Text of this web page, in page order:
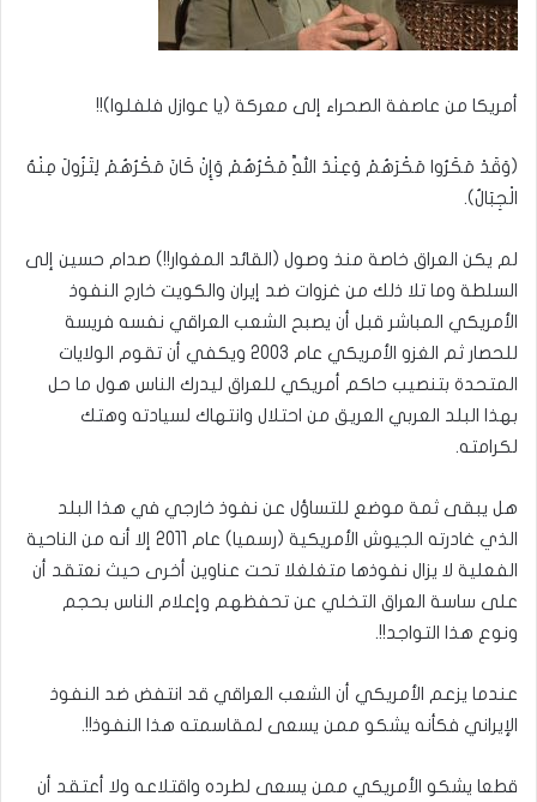
أمريكا من عاصفة الصحراء إلى معركة (يا عوازل فلفلوا)!!
(وَقَدْ مَكَرُوا مَكْرَهُمْ وَعِنْدَ اللَّهِ مَكْرُهُمْ وَإِنْ كَانَ مَكْرُهُمْ لِتَزُولَ مِنْهُ
الْجِبَالُ).
لم يكن العراق خاصة منذ وصول (القائد المغوار!!) صدام حسين إلى
السلطة وما تلا ذلك من غزوات ضد إيران والكويت خارج النفوذ
الأمريكي المباشر قبل أن يصبح الشعب العراقي نفسه فريسة
للحصار ثم الغزو الأمريكي عام 2003 ويكفي أن تقوم الولايات
المتحدة بتنصيب حاكم أمريكي للعراق ليدرك الناس هول ما حل
بهذا البلد العربي العريق من احتلال وانتهاك لسيادته وهتك
لكرامته.
هل يبقى ثمة موضع للتساؤل عن نفوذ خارجي في هذا البلد
الذي غادرته الجيوش الأمريكية (رسميا) عام 2011 إلا أنه من الناحية
الفعلية لا يزال نفوذها متغلغلا تحت عناوين أخرى حيث نعتقد أن
على ساسة العراق التخلي عن تحفظهم وإعلام الناس بحجم
ونوع هذا التواجد!!.
عندما يزعم الأمريكي أن الشعب العراقي قد انتفض ضد النفوذ
الإيراني فكأنه يشكو ممن يسعى لمقاسمته هذا النفوذ!!.
قطعا يشكو الأمريكي ممن يسعى لطرده واقتلاعه ولا أعتقد أن